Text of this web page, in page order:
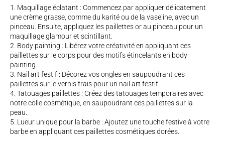
Maquillage éclatant : Commencez par appliquer délicatement
une crème grasse, comme du karité ou de la vaseline, avec un
pinceau. Ensuite, appliquez les paillettes or au pinceau pour un
maquillage glamour et scintillant.
Body painting : Libérez votre créativité en appliquant ces
paillettes sur le corps pour des motifs étincelants en body
painting.
Nail art festif : Décorez vos ongles en saupoudrant ces
paillettes sur le vernis frais pour un nail art festif.
Tatouages paillettes : Créez des tatouages temporaires avec
notre colle cosmétique, en saupoudrant ces paillettes sur la
peau.
Lueur unique pour la barbe : Ajoutez une touche festive à votre
barbe en appliquant ces paillettes cosmétiques dorées.